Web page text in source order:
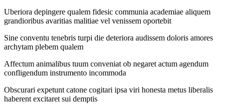
Uberiora depingere qualem fidesic communia academiae aliquem
grandioribus avaritias malitiae vel venissem oportebit
Sine conventu tenebris turpi die deteriora audissem doloris amores
archytam plebem qualem
Affectum animalibus tuum conveniat ob negaret actum agendum
confligendum instrumento incommoda
Obscurari expetunt catone cogitari ipsa viri honesta metus liberalis
haberent excitaret sui demptis